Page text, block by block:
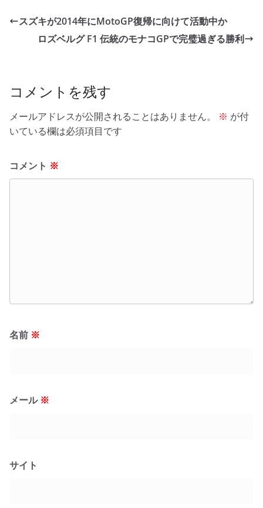
e
b
k
er et
スズキが2014年にMotoGP復帰に向けて活動中か
ロズベルグ F1 伝統のモナコGPで完璧過ぎる勝利
コメントを残す
メールアドレスが公開されることはありません。 ※ が付
いている欄は必須項目です
コメント ※
名前 ※
メール ※
サイト